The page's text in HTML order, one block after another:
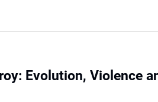
Evolution, Violence